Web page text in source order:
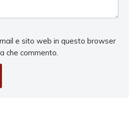
e sito web in questo browser
che commento.